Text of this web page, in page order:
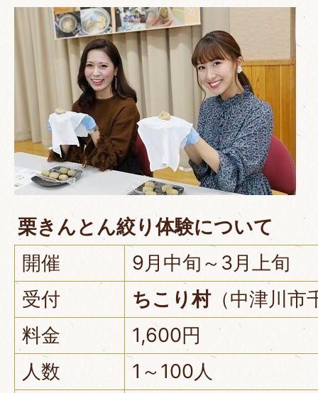
栗きんとん絞り体験について
開催
9月中旬～3月上旬
受付
ちこり村（中津川市
料金
1,600円
人数
1～100人